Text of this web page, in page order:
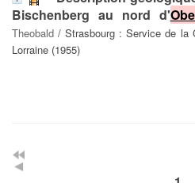
Bischenberg au nord d'
Theobald / Strasbourg : Service de la
Lorraine (1955)